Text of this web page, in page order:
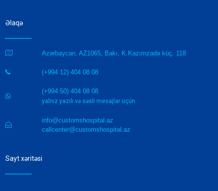
Əlaqə
 Azərbaycan, AZ1065, Bakı, K.Kazımzadə küç. 118
 (+994 12) 404 08 08

(+994 50) 404 08 08
yalnız yazılı və səsli mesajlar üçün

info@customshospital.az
callcenter@customshospital.az
Sayt xəritəsi